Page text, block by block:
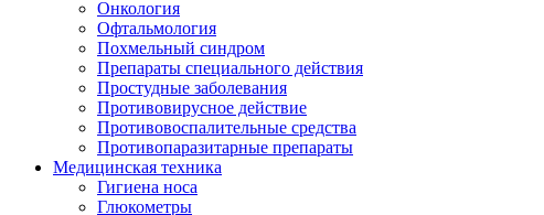
Онкология
Офтальмология
Похмельный синдром
Препараты специального действия
Простудные заболевания
Противовирусное действие
Противовоспалительные средства
Противопаразитарные препараты
Медицинская техника
Гигиена носа
Глюкометры